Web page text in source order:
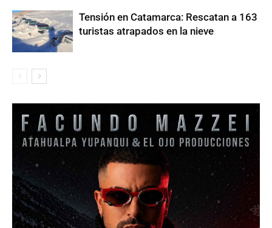
Tensión en Catamarca: Rescatan a 163
turistas atrapados en la nieve